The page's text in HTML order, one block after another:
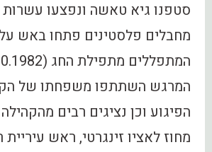
סטפנו גיא טאשה ונפצעו
מחבלים פלסטינים פתחו באש
המרגש השתתפו משפחתו של
הפיגוע וכן נציגים רבים
מחוז לאציו זינגרטי, ראש עיריית